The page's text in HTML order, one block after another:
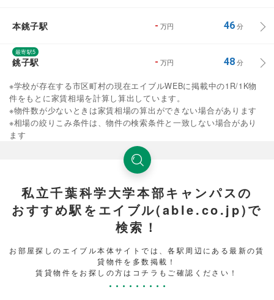
本銚子駅 - 万円 46分
最寄駅5
銚子駅 - 万円 48分
※学校が存在する市区町村の現在エイブルWEBに掲載中の1R/1K物
件をもとに家賃相場を計算し算出しています。
※物件数が少ないときは家賃相場の算出ができない場合があります
※相場の絞りこみ条件は、物件の検索条件と一致しない場合があり
ます
私立千葉科学大学本部キャンパスの
おすすめ駅をエイブル(able.co.jp)で
検索！
お部屋探しのエイブル本体サイトでは、各駅周辺にある最新の賃
貸物件を多数掲載！
賃貸物件をお探しの方はコチラもご確認ください！